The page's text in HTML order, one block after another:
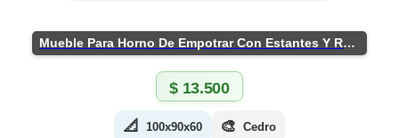
Mueble Para Horno De Empotrar Con Estantes Y Ruedas
$13.500
📐 100x90x60 🎨 Cedro